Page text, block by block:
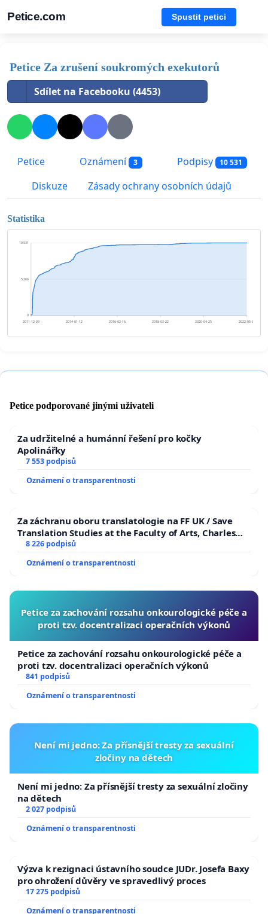
Petice.com Spustit petici
Petice Za zrušení soukromých exekutorů
Sdílet na Facebooku (4453)
Petice Oznámení 3 Podpisy 10 531
Diskuze Zásady ochrany osobních údajů
Statistika
0
5 266
10 531
2011-12-09 2014-01-12 2016-02-16 2018-03-22 2020-04-25 2022-05-30
Petice podporované jinými uživateli
Za udržitelné a humánní řešení pro kočky
Apolinářky
7 553 podpisů
Oznámení o transparentnosti
Za záchranu oboru translatologie na FF UK / Save
Translation Studies at the Faculty of Arts, Charles
University
8 226 podpisů
Oznámení o transparentnosti
Petice za zachování rozsahu onkourologické péče a
proti tzv. docentralizaci operačních výkonů
Petice za zachování rozsahu onkourologické péče a
proti tzv. docentralizaci operačních výkonů
841 podpisů
Oznámení o transparentnosti
Není mi jedno: Za přísnější tresty za sexuální
zločiny na dětech
Není mi jedno: Za přísnější tresty za sexuální zločiny
na dětech
2 027 podpisů
Oznámení o transparentnosti
Výzva k rezignaci ústavního soudce JUDr. Josefa Baxy
pro ohrožení důvěry ve spravedlivý proces
17 275 podpisů
Oznámení o transparentnosti